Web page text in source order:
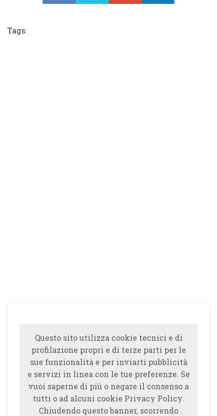
Tags:
Questo sito utilizza cookie tecnici e di
profilazione propri e di terze parti per le
sue funzionalità e per inviarti pubblicità
e servizi in linea con le tue preferenze. Se
vuoi saperne di più o negare il consenso a
tutti o ad alcuni cookie Privacy Policy.
Chiudendo questo banner, scorrendo